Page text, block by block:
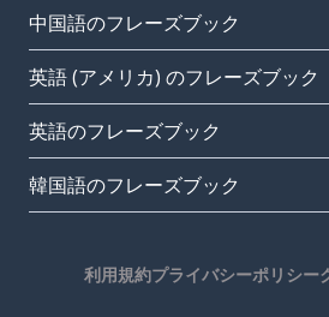
中国語のフレーズブック
英語 (アメリカ) のフレーズブック
英語のフレーズブック
韓国語のフレーズブック
利用規約プライバシーポリシー